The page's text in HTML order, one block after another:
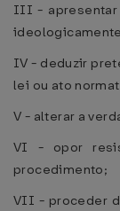
III - apresentar
IV - deduzir
lei ou ato
V - alterar a
VI - opor
procedimento;
VII - proceder